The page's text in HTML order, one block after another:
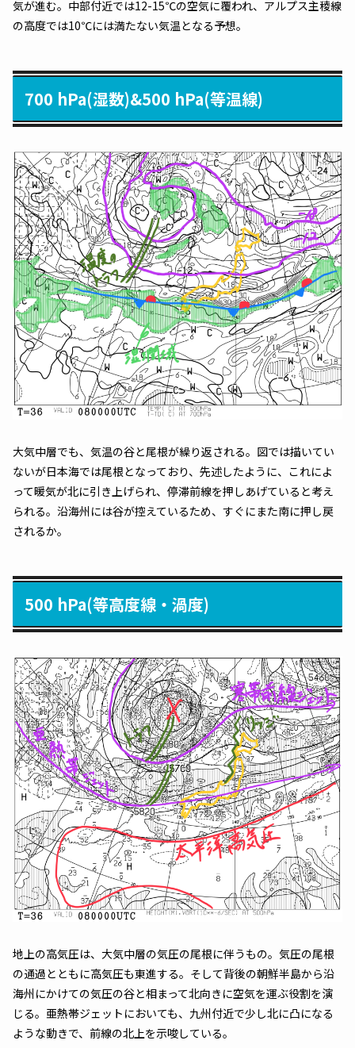
気が進む。中部付近では12-15℃の空気に覆われ、アルプス主稜線
の高度では10℃には満たない気温となる予想。
700 hPa(湿数)&500 hPa(等温線)
大気中層でも、気温の谷と尾根が繰り返される。図では描いてい
ないが日本海では尾根となっており、先述したように、これによ
って暖気が北に引き上げられ、停滞前線を押しあげていると考え
られる。沿海州には谷が控えているため、すぐにまた南に押し戻
されるか。
500 hPa(等高度線・渦度)
地上の高気圧は、大気中層の気圧の尾根に伴うもの。気圧の尾根
の通過とともに高気圧も東進する。そして背後の朝鮮半島から沿
海州にかけての気圧の谷と相まって北向きに空気を運ぶ役割を演
じる。亜熱帯ジェットにおいても、九州付近で少し北に凸になる
ような動きで、前線の北上を示唆している。